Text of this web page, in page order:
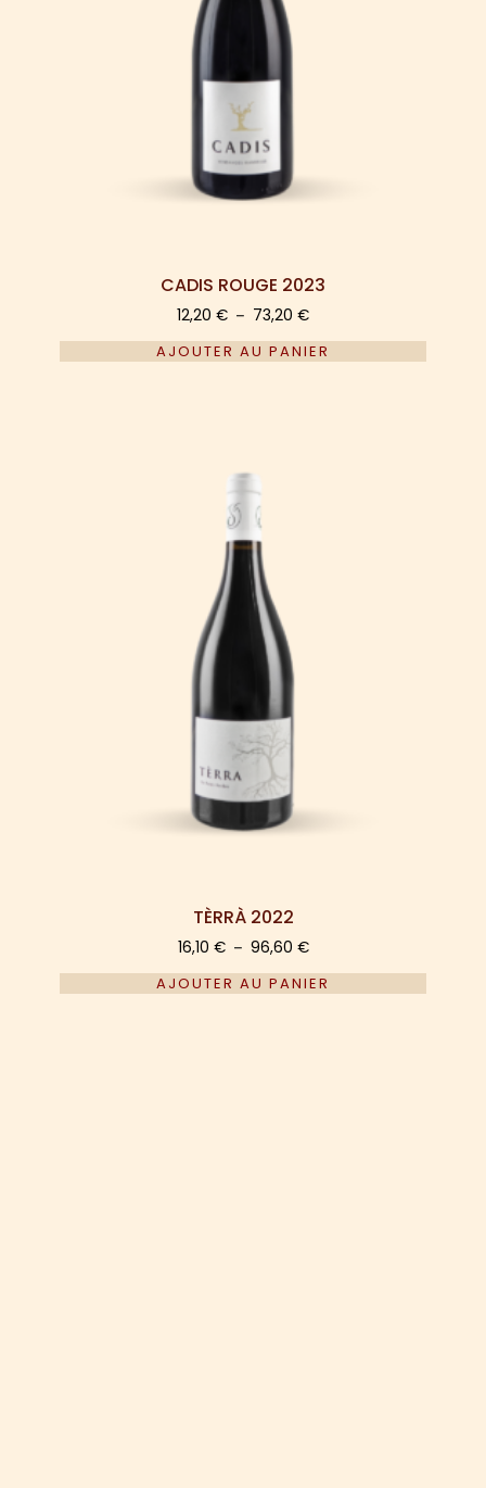
CADIS ROUGE 2023
12,20 € – 73,20 €
AJOUTER AU PANIER
TÈRRÀ 2022
16,10 € – 96,60 €
AJOUTER AU PANIER